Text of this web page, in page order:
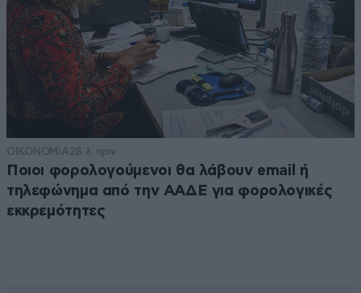
ΟΙΚΟΝΟΜΙΑ28 λ. πριν
Ποιοι φορολογούμενοι θα λάβουν email ή
τηλεφώνημα από την ΑΑΔΕ για φορολογικές
εκκρεμότητες